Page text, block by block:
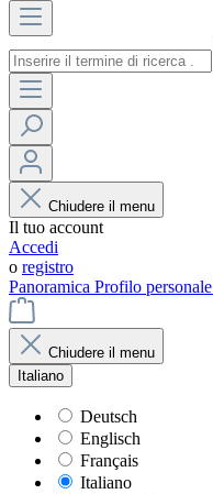
Chiudere il menu
Il tuo account
Accedi
o registro
Panoramica Profilo personale
Chiudere il menu
Italiano
Deutsch
Englisch
Français
Italiano